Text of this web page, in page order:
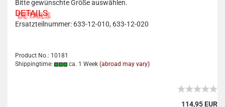
Bitte gewünschte Größe auswählen.
DETAILS
Ersatzteilnummer: 633-12-010, 633-12-020
Product No.: 10181
Shippingtime:
ca. 1 Week (abroad may vary)
114,95 EUR